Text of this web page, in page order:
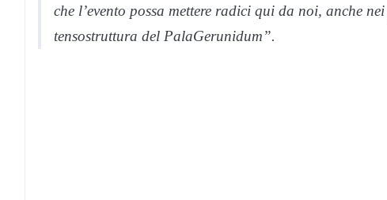
che l’evento possa mettere radici qui da noi, anche
tensostruttura del PalaGerunidum”.